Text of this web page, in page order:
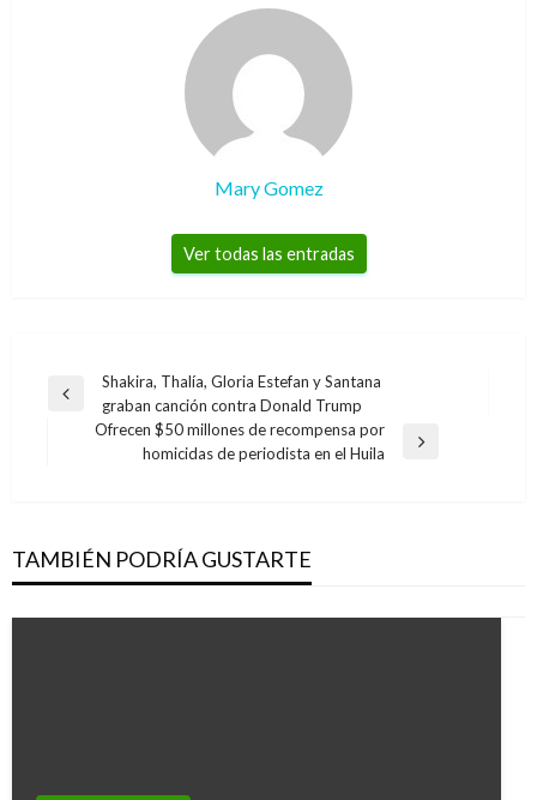
Mary Gomez
Ver todas las entradas
Navegación
Entrada
anterior
Shakira, Thalía, Gloria Estefan y Santana
graban canción contra Donald Trump
Ofrecen $50 millones de recompensa por
homicidas de periodista en el Huila
TAMBIÉN PODRÍA GUSTARTE